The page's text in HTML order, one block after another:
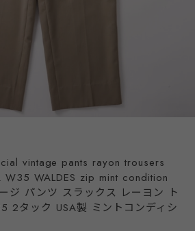
vintage pants rayon trousers
WALDES zip mint condition
ジ パンツ スラックス レーヨン ト
2タック USA製 ミントコンディシ